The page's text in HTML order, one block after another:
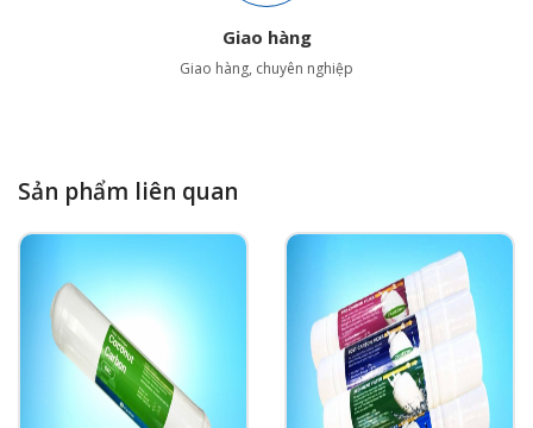
Giao hàng
Giao hàng, chuyên nghiệp
Sản phẩm liên quan